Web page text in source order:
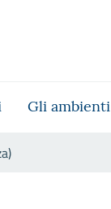
Gli ambienti